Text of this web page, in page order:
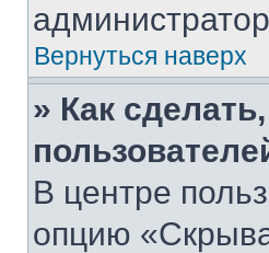
Вернуться наверх
» Как
В центре
опцию